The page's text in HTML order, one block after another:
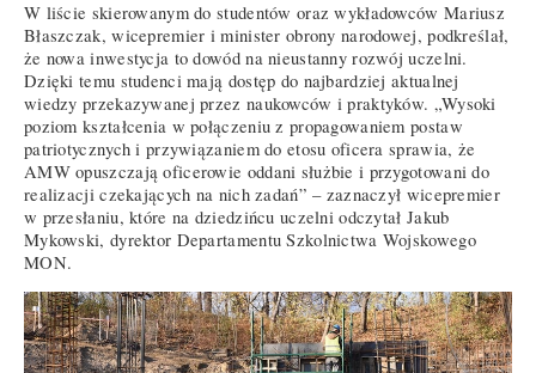
W liście skierowanym do studentów oraz wykładowców Mariusz
Błaszczak, wicepremier i minister obrony narodowej, podkreślał,
że nowa inwestycja to dowód na nieustanny rozwój uczelni.
Dzięki temu studenci mają dostęp do najbardziej aktualnej
wiedzy przekazywanej przez naukowców i praktyków. „Wysoki
poziom kształcenia w połączeniu z propagowaniem postaw
patriotycznych i przywiązaniem do etosu oficera sprawia, że
AMW opuszczają oficerowie oddani służbie i przygotowani do
realizacji czekających na nich zadań” – zaznaczył wicepremier
w przesłaniu, które na dziedzińcu uczelni odczytał Jakub
Mykowski, dyrektor Departamentu Szkolnictwa Wojskowego
MON.